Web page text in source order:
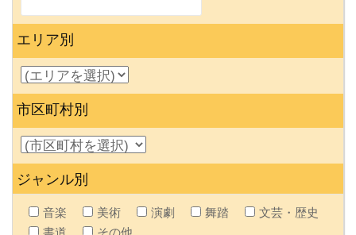
エリア別
市区町村別
ジャンル別
音楽 美術 演劇 舞踏
文芸・歴史
書道
その他